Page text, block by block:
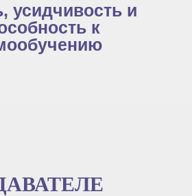
усидчивость и
к